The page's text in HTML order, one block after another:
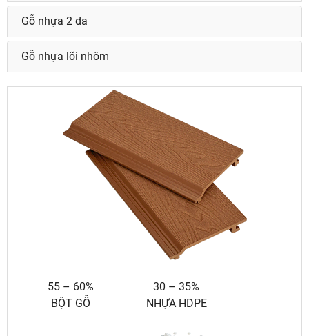
Gỗ nhựa 2 da
Gỗ nhựa lõi nhôm
55 – 60%
BỘT GỖ
30 – 35%
NHỰA HDPE